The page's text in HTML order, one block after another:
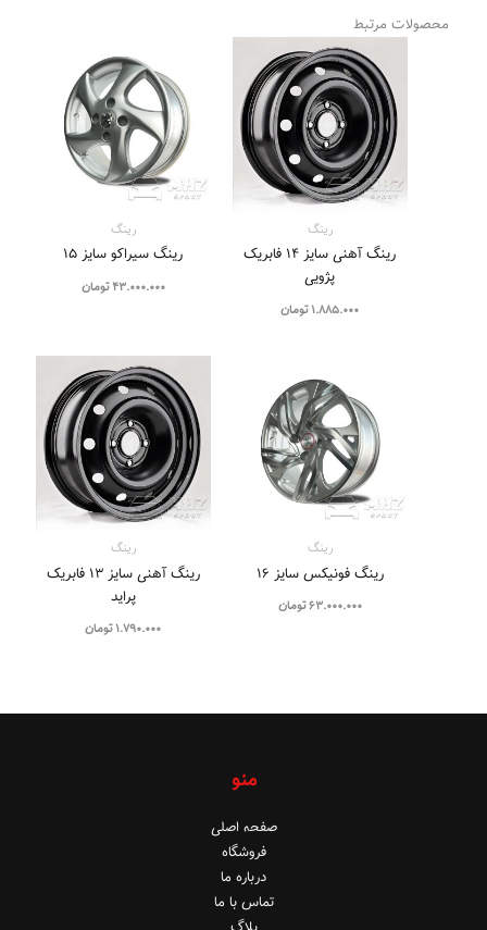
محصولات مرتبط
رینگ
رینگ آهنی سایز 14 فابریک
پژویی
1.885.000 تومان
رینگ
رینگ سیراکو سایز 15
43.000.000 تومان
رینگ
رینگ فونیکس سایز ۱۶
63.000.000تومان
رینگ
رینگ آهنی سایز 13 فابریک
پراید
1.790.000تومان
منو
صفحه اصلی
فروشگاه
درباره ما
تماس با ما